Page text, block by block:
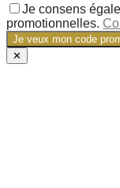
Je consens
promotionnelles.
Je veux mon code
✕